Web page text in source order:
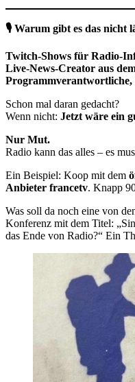
🎙️ Warum gibt es das nicht
Twitch‑Shows für
Live‑News‑Creator aus
Programmverantwortliche,
Schon mal daran gedacht?
Wenn nicht: Jetzt wäre ein
Nur Mut.
Radio kann das alles – es
Ein Beispiel: Koop mit dem
Anbieter francetv. Knapp
Was soll da noch eine von
Konferenz mit dem Titel:
das Ende von Radio?“ Ein